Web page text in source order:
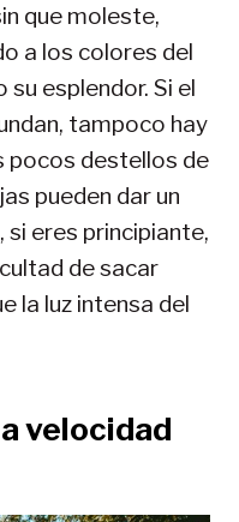
que moleste,
a los colores del
esplendor. Si el
tampoco hay
pocos destellos de
pueden dar un
eres principiante,
de sacar
la luz intensa del
velocidad